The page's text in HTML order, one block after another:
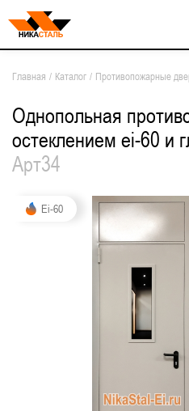
Главная / Каталог / Противопожарные
Однопольная
остеклением ei-60 и
Арт34
Ei-60